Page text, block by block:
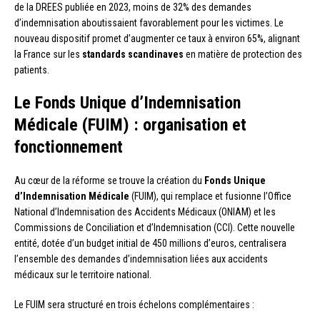
de la DREES publiée en 2023, moins de 32% des demandes
d’indemnisation aboutissaient favorablement pour les victimes. Le
nouveau dispositif promet d’augmenter ce taux à environ 65%, alignant
la France sur les standards scandinaves en matière de protection des
patients.
Le Fonds Unique d’Indemnisation
Médicale (FUIM) : organisation et
fonctionnement
Au cœur de la réforme se trouve la création du Fonds Unique
d’Indemnisation Médicale (FUIM), qui remplace et fusionne l’Office
National d’Indemnisation des Accidents Médicaux (ONIAM) et les
Commissions de Conciliation et d’Indemnisation (CCI). Cette nouvelle
entité, dotée d’un budget initial de 450 millions d’euros, centralisera
l’ensemble des demandes d’indemnisation liées aux accidents
médicaux sur le territoire national.
Le FUIM sera structuré en trois échelons complémentaires :